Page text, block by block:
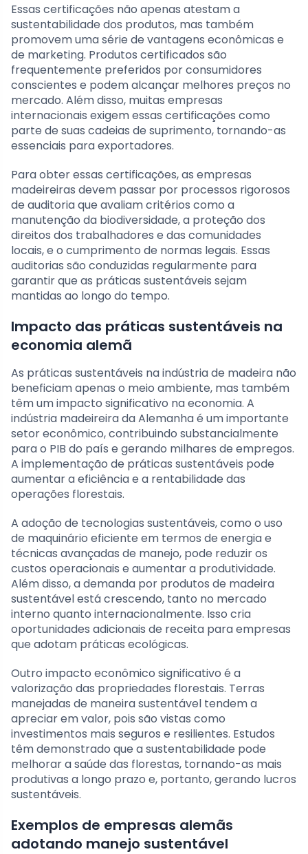
Essas certificações não apenas atestam a
sustentabilidade dos produtos, mas também
promovem uma série de vantagens econômicas e
de marketing. Produtos certificados são
frequentemente preferidos por consumidores
conscientes e podem alcançar melhores preços no
mercado. Além disso, muitas empresas
internacionais exigem essas certificações como
parte de suas cadeias de suprimento, tornando-as
essenciais para exportadores.
Para obter essas certificações, as empresas
madeireiras devem passar por processos rigorosos
de auditoria que avaliam critérios como a
manutenção da biodiversidade, a proteção dos
direitos dos trabalhadores e das comunidades
locais, e o cumprimento de normas legais. Essas
auditorias são conduzidas regularmente para
garantir que as práticas sustentáveis sejam
mantidas ao longo do tempo.
Impacto das práticas sustentáveis na
economia alemã
As práticas sustentáveis na indústria de madeira não
beneficiam apenas o meio ambiente, mas também
têm um impacto significativo na economia. A
indústria madeireira da Alemanha é um importante
setor econômico, contribuindo substancialmente
para o PIB do país e gerando milhares de empregos.
A implementação de práticas sustentáveis pode
aumentar a eficiência e a rentabilidade das
operações florestais.
A adoção de tecnologias sustentáveis, como o uso
de maquinário eficiente em termos de energia e
técnicas avançadas de manejo, pode reduzir os
custos operacionais e aumentar a produtividade.
Além disso, a demanda por produtos de madeira
sustentável está crescendo, tanto no mercado
interno quanto internacionalmente. Isso cria
oportunidades adicionais de receita para empresas
que adotam práticas ecológicas.
Outro impacto econômico significativo é a
valorização das propriedades florestais. Terras
manejadas de maneira sustentável tendem a
apreciar em valor, pois são vistas como
investimentos mais seguros e resilientes. Estudos
têm demonstrado que a sustentabilidade pode
melhorar a saúde das florestas, tornando-as mais
produtivas a longo prazo e, portanto, gerando lucros
sustentáveis.
Exemplos de empresas alemãs
adotando manejo sustentável